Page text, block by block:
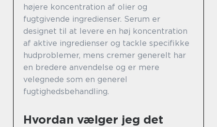
højere koncentration af olier og
fugtgivende ingredienser. Serum er
designet til at levere en høj koncentration
af aktive ingredienser og tackle specifikke
hudproblemer, mens cremer generelt har
en bredere anvendelse og er mere
velegnede som en generel
fugtighedsbehandling.
Hvordan vælger jeg det